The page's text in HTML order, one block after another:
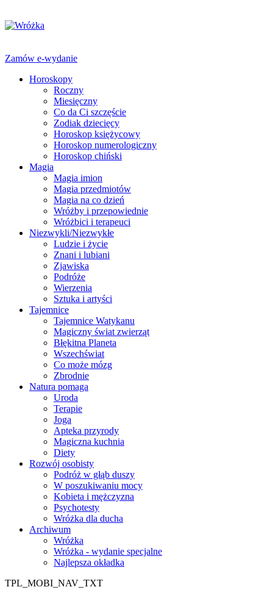
Zamów e-wydanie
Horoskopy
Roczny
Miesięczny
Co da Ci szczęście
Zodiak dziecięcy
Horoskop księżycowy
Horoskop numerologiczny
Horoskop chiński
Magia
Magia imion
Magia przedmiotów
Magia na co dzień
Wróżby i przepowiednie
Wróżbici i terapeuci
Niezwykli/Niezwykłe
Ludzie i życie
Znani i lubiani
Zjawiska
Podróże
Wierzenia
Sztuka i artyści
Tajemnice
Tajemnice Watykanu
Magiczny świat zwierząt
Błękitna Planeta
Wszechświat
Co może mózg
Zbrodnie
Natura pomaga
Uroda
Terapie
Joga
Apteka przyrody
Magiczna kuchnia
Diety
Rozwój osobisty
Podróż w głąb duszy
W poszukiwaniu mocy
Kobieta i mężczyzna
Psychotesty
Wróżka dla ducha
Archiwum
Wróżka
Wróżka - wydanie specjalne
Najlepsza okładka
TPL_MOBI_NAV_TXT